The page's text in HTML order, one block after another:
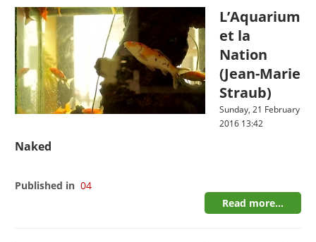
L’Aquarium
et la
Nation
(Jean-Marie
Straub)
Sunday, 21 February
2016 13:42
Naked
Published in 04
Read more...